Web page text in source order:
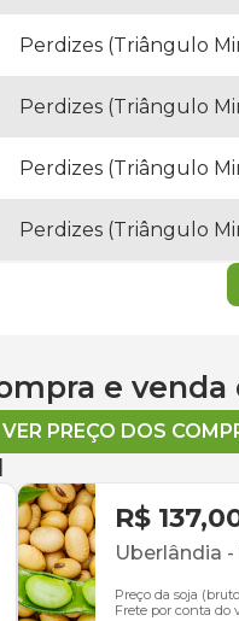
Perdizes (Triângulo
Perdizes (Triângulo
Perdizes (Triângulo
Perdizes (Triângulo
e venda
VER PREÇO DOS
R$
Uberlândia -
Preço da soja
Frete por conta do